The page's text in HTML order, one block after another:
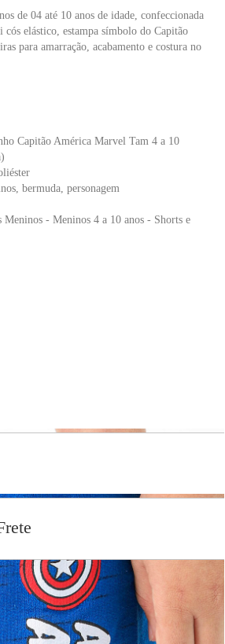
de 04 até 10 anos de idade, confeccionada
elástico, estampa símbolo do Capitão
para amarração, acabamento e costura no
Capitão América Marvel Tam 4 a 10
bermuda, personagem
- Meninos 4 a 10 anos - Shorts e